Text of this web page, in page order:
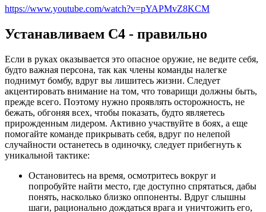
https://www.youtube.com/watch?v=pYAPMvZ8KCM
Устанавливаем C4 - правильно
Если в руках оказывается это опасное оружие, не ведите себя,
будто важная персона, так как члены команды налегке
поднимут бомбу, вдруг вы лишитесь жизни. Следует
акцентировать внимание на том, что товарищи должны быть,
прежде всего. Поэтому нужно проявлять осторожность, не
бежать, обгоняя всех, чтобы показать, будто являетесь
прирожденным лидером. Активно участвуйте в боях, а еще
помогайте команде прикрывать себя, вдруг по нелепой
случайности останетесь в одиночку, следует прибегнуть к
уникальной тактике:
Остановитесь на время, осмотритесь вокруг и
попробуйте найти место, где доступно спрятаться, дабы
понять, насколько близко оппоненты. Вдруг слышны
шаги, рационально дождаться врага и уничтожить его,